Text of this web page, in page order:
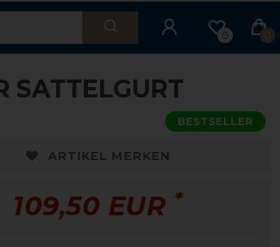
0 0
SATTELGURT
BESTSELLER
ARTIKEL MERKEN
109,50 EUR *